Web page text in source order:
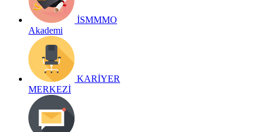
İSMMMO
Akademi
KARİYER
MERKEZİ